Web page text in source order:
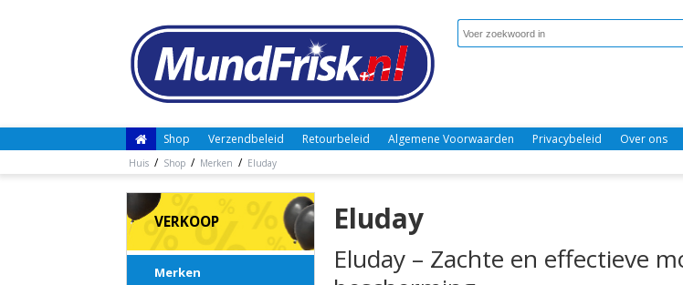
Shop Verzendbeleid Retourbeleid Algemene Voorwaarden Privacybeleid Over ons
Huis / Shop / Merken / Eluday
VERKOOP
Merken
Eluday
Eluday – Zachte en effectieve